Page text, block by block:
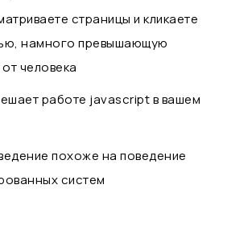
страницы и кликаете
намного превышающую
человека
работе javascript в вашем
похоже на поведение
систем